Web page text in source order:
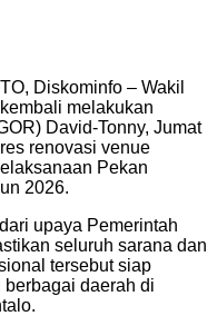
Diskominfo – Wakil
melakukan
David-Tonny, Jumat
renovasi venue
Pekan
2026.
upaya Pemerintah
seluruh sarana dan
tersebut siap
daerah di